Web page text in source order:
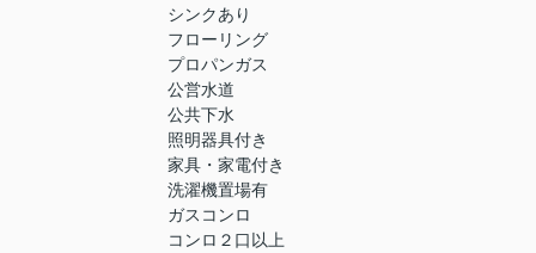
シンクあり
フローリング
プロパンガス
公営水道
公共下水
照明器具付き
家具・家電付き
洗濯機置場有
ガスコンロ
コンロ２口以上